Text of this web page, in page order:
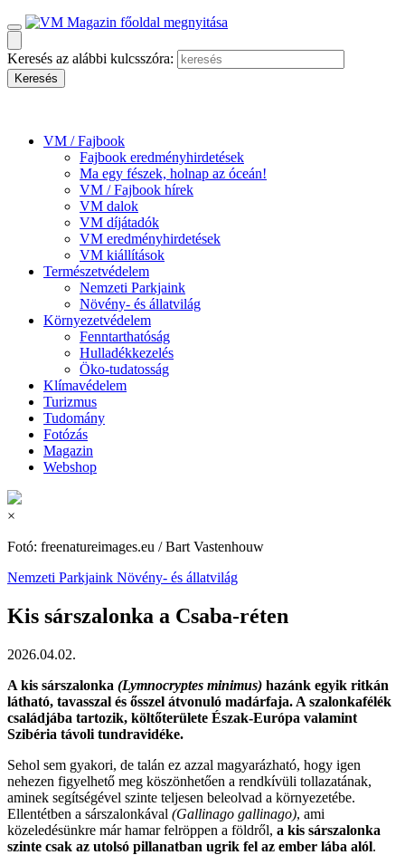
Keresés az alábbi kulcsszóra:
VM / Fajbook
Fajbook eredményhirdetések
Ma egy fészek, holnap az óceán!
VM / Fajbook hírek
VM dalok
VM díjátadók
VM eredményhirdetések
VM kiállítások
Természetvédelem
Nemzeti Parkjaink
Növény- és állatvilág
Környezetvédelem
Fenntarthatóság
Hulladékkezelés
Öko-tudatosság
Klímavédelem
Turizmus
Tudomány
Fotózás
Magazin
Webshop
×
Fotó: freenatureimages.eu / Bart Vastenhouw
Nemzeti Parkjaink Növény- és állatvilág
Kis sárszalonka a Csaba-réten
2026.04.02.
A kis sárszalonka (Lymnocryptes minimus) hazánk egyik ritkán
látható, tavasszal és ősszel átvonuló madárfaja. A szalonkafélék
családjába tartozik, költőterülete Észak-Európa valamint
Szibéria távoli tundravidéke.
Sehol sem gyakori, de talán ez azzal magyarázható, hogy igen
nehezen figyelhető meg köszönhetően a rendkívüli tollazatának,
aminek segítségével szinte teljesen beleolvad a környezetébe.
Ellentétben a sárszalonkával (Gallinago gallinago), ami
közeledésünkre már hamar felröppen a földről, a kis sárszalonka
szinte csak az utolsó pillanatban ugrik fel az ember lába alól.